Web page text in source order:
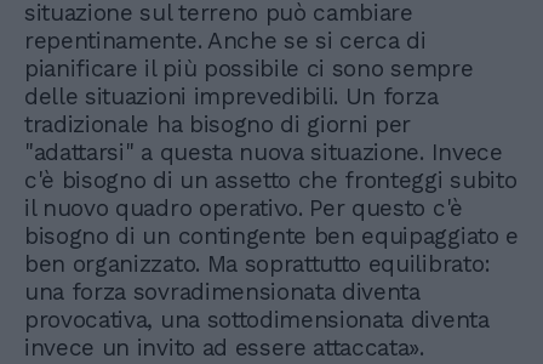
situazione sul terreno può cambiare
repentinamente. Anche se si cerca di
pianificare il più possibile ci sono sempre
delle situazioni imprevedibili. Un forza
tradizionale ha bisogno di giorni per
"adattarsi" a questa nuova situazione. Invece
c'è bisogno di un assetto che fronteggi subito
il nuovo quadro operativo. Per questo c'è
bisogno di un contingente ben equipaggiato e
ben organizzato. Ma soprattutto equilibrato:
una forza sovradimensionata diventa
provocativa, una sottodimensionata diventa
invece un invito ad essere attaccata».